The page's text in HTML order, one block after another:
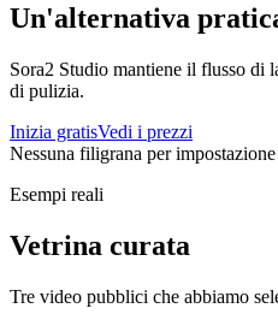
Un'alternativa
Sora2 Studio mantiene il flusso di
di pulizia.
Inizia gratisVedi i prezzi
Nessuna filigrana per
Esempi reali
Vetrina curata
Tre video pubblici che abbiamo